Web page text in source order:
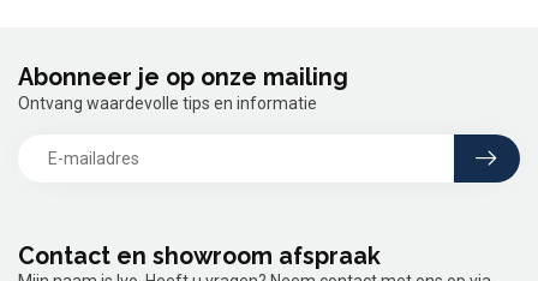
Contact en showroom afspraak
Abonneer je op onze mailing
Ontvang waardevolle tips en informatie